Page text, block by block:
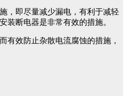
，即尽量减少漏电，有利于减轻
装断电器是非常有效的措施。
有效防止杂散电流腐蚀的措施，